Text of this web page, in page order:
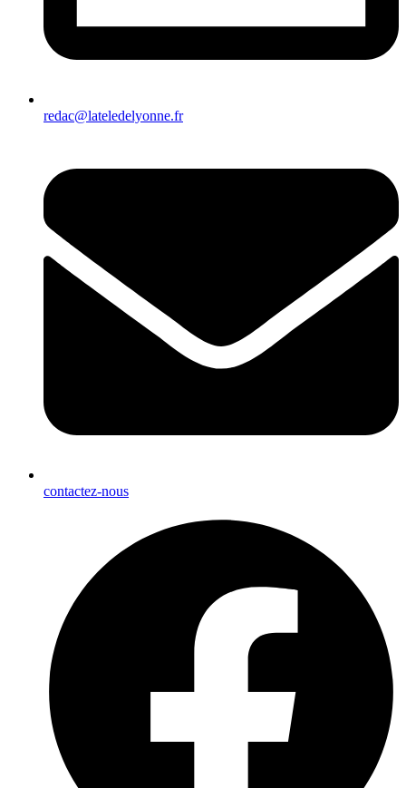
redac@lateledelyonne.fr
contactez-nous